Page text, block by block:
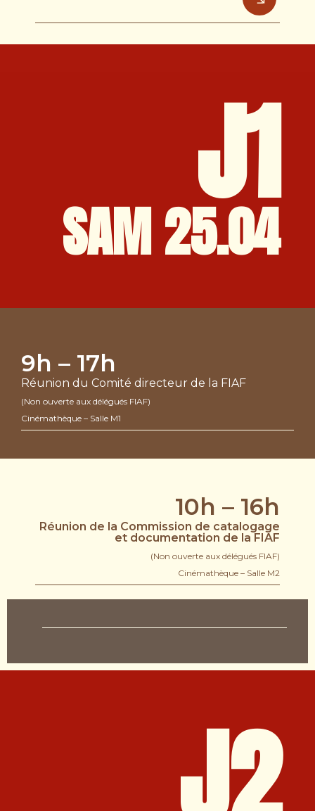
9h – 17h
Réunion du Comité directeur de la FIAF
(Non ouverte aux délégués FIAF)
Cinémathèque – Salle M1
10h – 16h
Réunion de la Commission de catalogage
et documentation de la FIAF
(Non ouverte aux délégués FIAF)
Cinémathèque – Salle M2
J1
SAM 25.04
J2